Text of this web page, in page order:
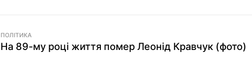
ПОЛІТИКА
На 89-му році життя помер Леонід Кравчук (фото)